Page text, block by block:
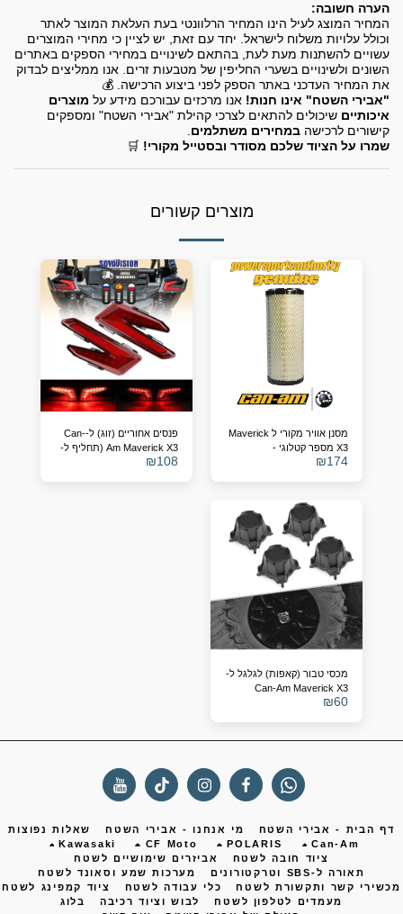
הערה חשובה:
המחיר המוצג לעיל הינו המחיר הרלוונטי בעת העלאת המוצר לאתר
וכולל עלויות משלוח לישראל. יחד עם זאת, יש לציין כי מחירי המוצרים
עשויים להשתנות מעת לעת, בהתאם לשינויים במחירי הספקים באתרים
השונים ולשינויים בשערי החליפין של מטבעות זרים. אנו ממליצים לבדוק
את המחיר העדכני באתר הספק לפני ביצוע הרכישה. 💰
"אבירי השטח" אינו חנות!אנו מרכזים עבורכם מידע עלמוצרים
איכותייםשיכולים להתאים לצרכי קהילת "אבירי השטח" ומספקים
קישורים לרכישהבמחירים משתלמים.
שמרו על הציוד שלכם מסודר ובסטייל מקורי!🛒
מוצרים קשורים
מסנן אוויר מקורי ל Maverick
X3 מספר קטלוגי -
715900422
₪174
פנסים אחוריים (זוג) ל-Can-
Am Maverick X3 (תחליף ל-
OEM 710004743/4)
₪108
מכסי טבור (קאפות) לגלגל ל-
Can-Am Maverick X3
(תחליף ל-705401841)
₪60
הבית - אבירי השטח מי אנחנו - אבירי השטח
שאלות נפוצות
Can-Am
POLARIS
CF Moto
Kawasaki
ציוד חובה לשטח
אביזרים שימושיים לשטח
תאורה ל-SBS וטרקטורונים
מערכות שמע וסאונד לשטח
קשר ותקשורת לשטח
כלי עבודה לשטח
ציוד קמפינג לשטח
מעמדים לטלפון לשטח
לבוש וציוד רכיבה
בלוג